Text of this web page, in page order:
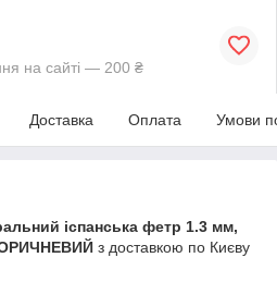
на сайті — 200 ₴
Доставка Оплата Умови
іспанська фетр 1.3 мм,
з доставкою по Києву